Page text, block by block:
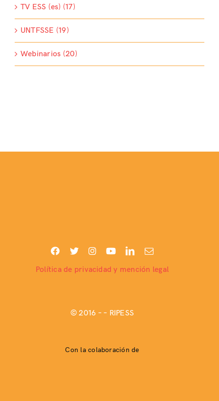
TV ESS (es) (17)
UNTFSSE (19)
Webinarios (20)
Política de privacidad y mención legal
© 2016 –– RIPESS
Con la colaboración de